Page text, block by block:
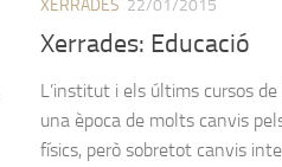
XERRADES 22/01/2015
Xerrades: Educació
L’institut i els últims cursos de
una època de molts canvis
físics, però sobretot canvis